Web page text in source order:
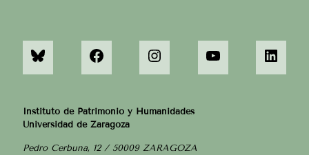
Instituto de Patrimonio y Humanidades
Universidad de Zaragoza
Pedro Cerbuna, 12 / 50009 ZARAGOZA